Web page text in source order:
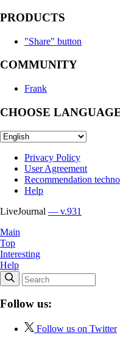
PRODUCTS
"Share" button
COMMUNITY
Frank
CHOOSE
Privacy Policy
User Agreement
Recommendation
Help
LiveJournal — v.931
Main
Top
Interesting
Help
Follow us:
Follow us on Twitter